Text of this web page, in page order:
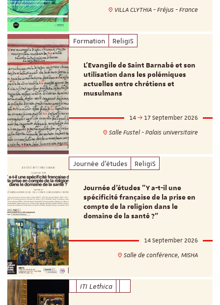
VILLA CLYTHIA - Fréjus - France
Formation ReligiS
L’Evangile de Saint Barnabé et son
utilisation dans les polémiques
actuelles entre chrétiens et
musulmans
14
17 September 2026
Salle Fustel - Palais universitaire
Journée d'études ReligiS
Journée d’études "Y a-t-il une
spécificité française de la prise en
compte de la religion dans le
domaine de la santé ?"
14 September 2026
Salle de conférence, MISHA
ITI Lethica